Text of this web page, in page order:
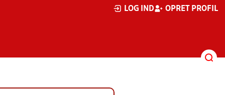
LOG IND OPRET PROFIL